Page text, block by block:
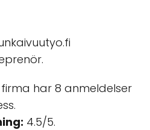
har 8 anmeldelser
4.5/5.